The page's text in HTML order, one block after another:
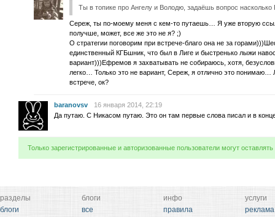
Ты в топике про Ангелу и Володю, задаёшь вопрос
Сереж, ты по-моему меня с кем-то путаешь… Я уже вторую
получше, может, все же это не я? ;)
О стратегии поговорим при встрече-благо она не за
единственный КГБшник, что был в Лиге и быстренько лыжи
вариант)))Ефремов я захватывать не собираюсь, хотя,
легко… Только это не вариант, Сереж, я отлично это
встрече, ок?
baranovsv
16 января 2014, 22:19
Да путаю. С Никасом путаю. Это он там первые слова писал и в
Только зарегистрированные и авторизованные пользователи могут
разделы
блоги
блоги
все
инфо
правила
услуги
реклама